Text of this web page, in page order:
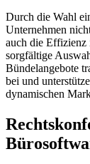
Durch die Wahl
Unternehmen
auch die Effizienz
sorgfältige
Bündelangebote
bei und
dynamischen